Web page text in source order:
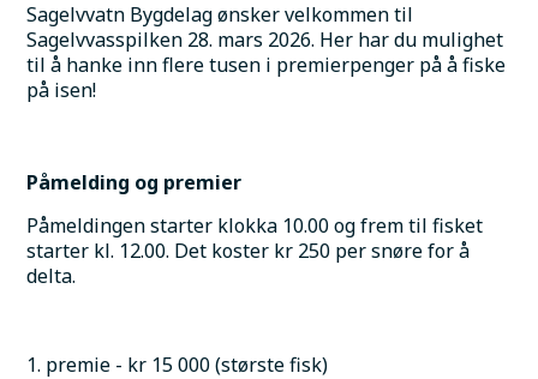
Sagelvvatn Bygdelag ønsker velkommen til
Sagelvvasspilken 28. mars 2026. Her har du mulighet
til å hanke inn flere tusen i premierpenger på å fiske
på isen!
Påmelding og premier
Påmeldingen starter klokka 10.00 og frem til fisket
starter kl. 12.00. Det koster kr 250 per snøre for å
delta.
1. premie - kr 15 000 (største fisk)